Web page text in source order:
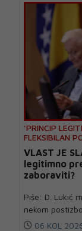
'PRINCIP
FLEKSIBILAN
VLAST JE
legitimno
zaboraviti?
Piše: D. Lukić
nekom
06 KOL